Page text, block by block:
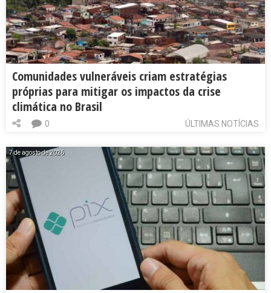
Comunidades vulneráveis criam estratégias
próprias para mitigar os impactos da crise
climática no Brasil
ÚLTIMAS NOTÍCIAS
0
7 de agosto de 2026